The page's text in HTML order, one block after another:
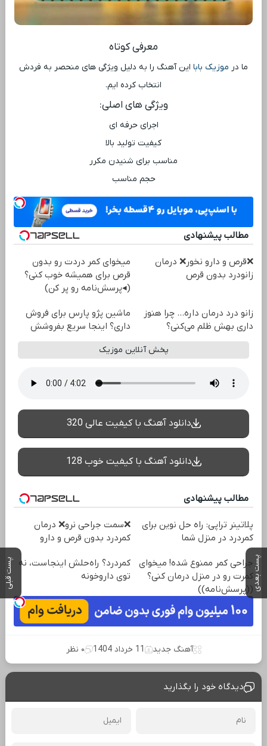
پست بعدی پست قبلی
معرفی کوتاه
ما در موزیک بابا این آهنگ را به دلیل ویژگی ‌های منحصر به فردش
انتخاب کرده ‌ایم.
ویژگی ‌های اصلی:
اجرای حرفه ‌ای
کیفیت تولید بالا
مناسب برای شنیدن مکرر
حجم مناسب
مطالب پیشنهادی
❌قرص‌ و دارو نخور❌ درمان
زانودرد بدون قرص
میخوای کمر دردت رو بدون
قرص برای همیشه خوب کنی؟
(◂پرسش‌نامه رو پر کن)
زانو درد درمان داره… چرا هنوز
داری بهش ظلم می‌کنی؟
ماشین پژو پارس برای فروش
داری؟ اینجا سریع بفروشش
پخش آنلاین موزیک
دانلود آهنگ با کیفیت عالی 320
دانلود آهنگ با کیفیت خوب 128
مطالب پیشنهادی
پلاتینر تراپی: راه حل نوین برای
کمردرد در منزل شما
❌سمت جراحی نرو❌ درمان
کمردرد بدون قرص و دارو
جراحی کمر ممنوع شده! میخوای
کمرت رو در منزل درمان کنی؟
((پرسش‌نامه))
کمردرد؟ راه‌حلش اینجاست، نه
توی داروخونه
آهنگ جدید 11 خرداد 1404 ۰ نظر
دیدگاه خود را بگذارید